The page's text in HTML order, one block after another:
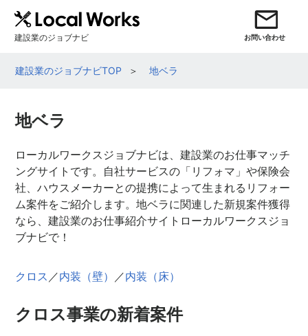
建設業のジョブナビ お問い合わせ
建設業のジョブナビTOP 地ベラ
地ベラ
ローカルワークスジョブナビは、建設業のお仕事マッチ
ングサイトです。自社サービスの「リフォマ」や保険会
社、ハウスメーカーとの提携によって生まれるリフォー
ム案件をご紹介します。地ベラに関連した新規案件獲得
なら、建設業のお仕事紹介サイトローカルワークスジョ
ブナビで！
クロス ／内装（壁） ／内装（床）
クロス事業の新着案件